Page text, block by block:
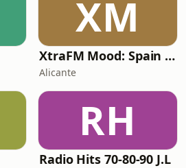
XM
XtraFM Mood: Spain Top 100
Alicante
RH
Radio Hits 70-80-90 J.L